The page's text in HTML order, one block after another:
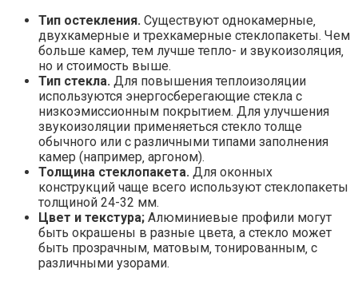
Тип остекления. Существуют однокамерные‚
двухкамерные и трехкамерные стеклопакеты. Чем
больше камер‚ тем лучше тепло- и звукоизоляция‚
но и стоимость выше.
Тип стекла. Для повышения теплоизоляции
используются энергосберегающие стекла с
низкоэмиссионным покрытием. Для улучшения
звукоизоляции применяеться стекло толще
обычного или с различными типами заполнения
камер (например‚ аргоном).
Толщина стеклопакета. Для оконных
конструкций чаще всего используют стеклопакеты
толщиной 24-32 мм.
Цвет и текстура; Алюминиевые профили могут
быть окрашены в разные цвета‚ а стекло может
быть прозрачным‚ матовым‚ тонированным‚ с
различными узорами.